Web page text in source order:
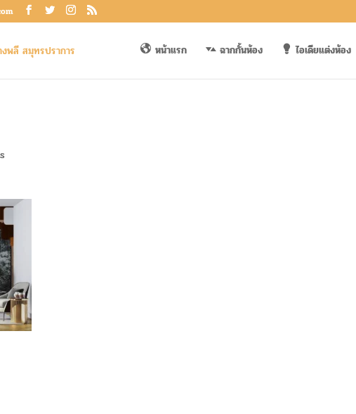
หน้าแรก ฉากกั้นห้อง ไอเดียแต่งห้อง